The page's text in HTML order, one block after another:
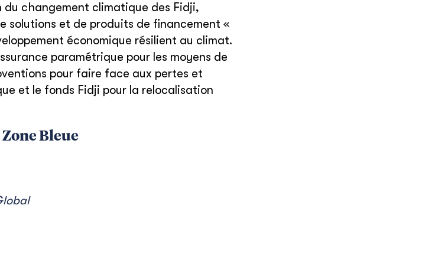
du changement climatique des Fidji,
solutions et de produits de financement «
économique résilient au climat.
paramétrique pour les moyens de
pour faire face aux pertes et
et le fonds Fidji pour la relocalisation
Bleue